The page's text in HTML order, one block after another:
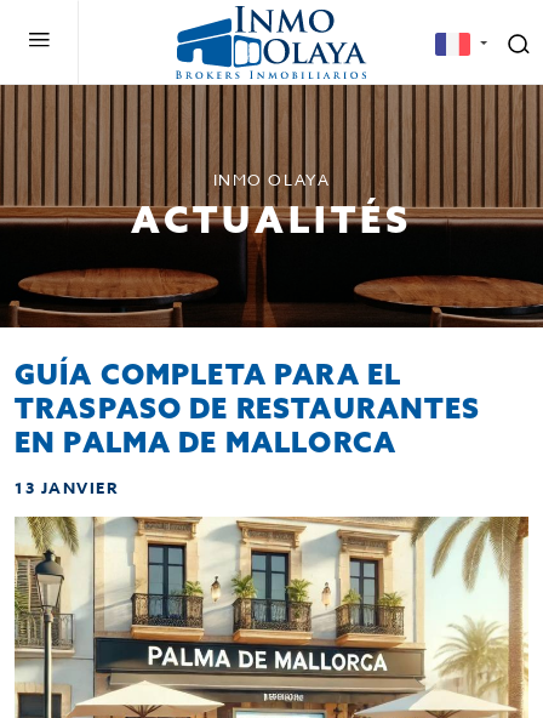
INMO OLAYA
ACTUALITÉS
GUÍA COMPLETA PARA EL
TRASPASO DE RESTAURANTES
EN PALMA DE MALLORCA
13 JANVIER